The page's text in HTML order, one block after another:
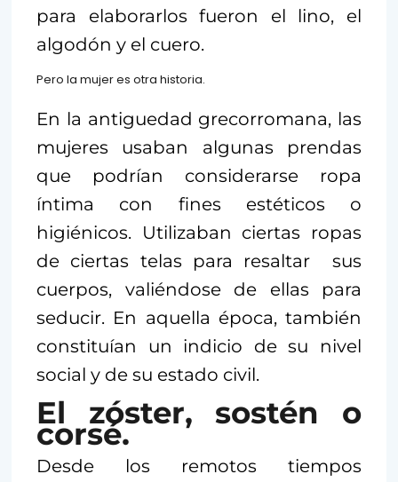
para elaborarlos fueron el lino, el
algodón y el cuero.
Pero la mujer es otra historia.
En la antiguedad grecorromana, las
mujeres usaban algunas prendas
que podrían considerarse ropa
íntima con fines estéticos o
higiénicos. Utilizaban ciertas ropas
de ciertas telas para resaltar sus
cuerpos, valiéndose de ellas para
seducir. En aquella época, también
constituían un indicio de su nivel
social y de su estado civil.
El zóster, sostén o
corsé.
Desde los remotos tiempos